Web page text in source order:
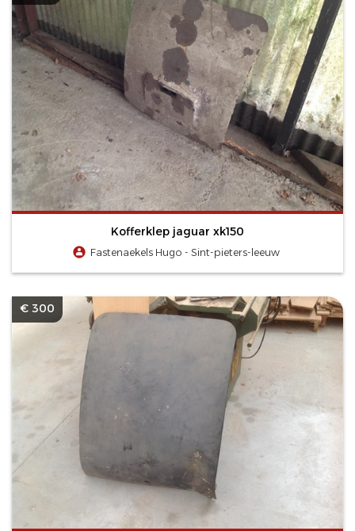
Kofferklep jaguar xk150
Fastenaekels Hugo - Sint-pieters-leeuw
€ 300